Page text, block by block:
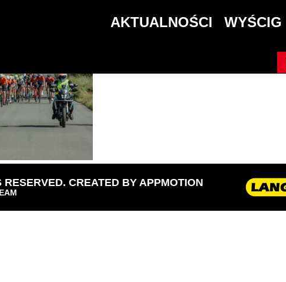
AKTUALNOŚCI WYŚCIG
126
CREATED BY APPMOTION